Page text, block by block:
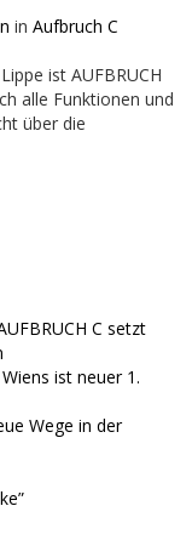
in Aufbruch C
ist AUFBRUCH
alle Funktionen und
über die
C setzt
ist neuer 1.
Wege in der